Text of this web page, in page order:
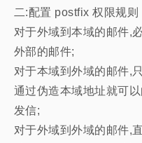
二:配置 postfix 权限规则
对于外域到本域的邮件,
外部的邮件;
对于本域到外域的邮件,
通过伪造本域地址就可
发信;
对于外域到外域的邮件,